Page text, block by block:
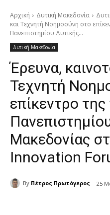
Αρχική Δυτική Μακεδονία
και Τεχνητή Νοημοσύνη στο
Πανεπιστημίου Δυτικής...
Δυτική Μακεδονία
Έρευνα,
Τεχνητή
επίκεντρο
Μακεδονίας
Innovation
By Πέτρος Πρωτόγερος 25